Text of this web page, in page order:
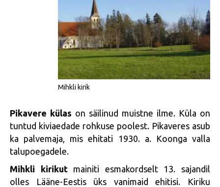
Mihkli kirik
Pikavere külas on säilinud muistne ilme. Küla on
tuntud kiviaedade rohkuse poolest. Pikaveres asub
ka palvemaja, mis ehitati 1930. a. Koonga valla
talupoegadele.
Mihkli kirikut mainiti esmakordselt 13. sajandil
olles Lääne-Eestis üks vanimaid ehitisi. Kiriku